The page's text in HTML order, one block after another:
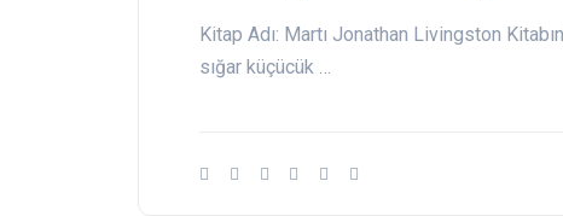
Kitap Adı: Martı Jonathan Livingston
sığar küçücük …